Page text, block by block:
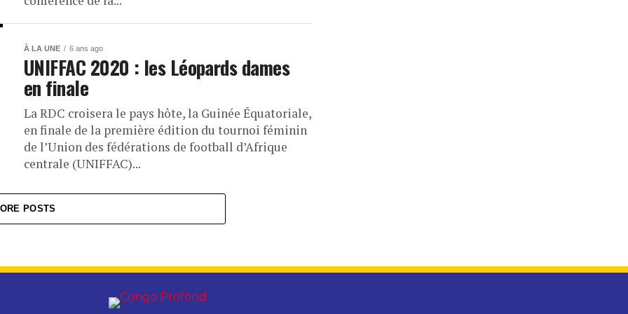
À LA UNE 6 ans ago
UNIFFAC 2020 : les Léopards dames
en finale
La RDC croisera le pays hôte, la Guinée Équatoriale,
en finale de la première édition du tournoi féminin
de l’Union des fédérations de football d’Afrique
centrale (UNIFFAC)...
POSTS